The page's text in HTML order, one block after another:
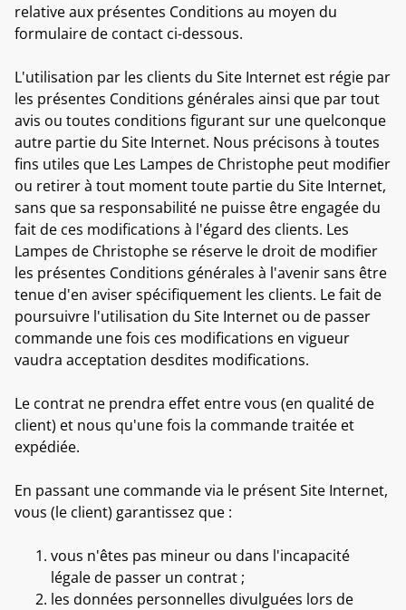
relative aux présentes Conditions au moyen du
formulaire de contact ci-dessous.
L'utilisation par les clients du Site Internet est régie par
les présentes Conditions générales ainsi que par tout
avis ou toutes conditions figurant sur une quelconque
autre partie du Site Internet. Nous précisons à toutes
fins utiles que Les Lampes de Christophe peut modifier
ou retirer à tout moment toute partie du Site Internet,
sans que sa responsabilité ne puisse être engagée du
fait de ces modifications à l'égard des clients. Les
Lampes de Christophe se réserve le droit de modifier
les présentes Conditions générales à l'avenir sans être
tenue d'en aviser spécifiquement les clients. Le fait de
poursuivre l'utilisation du Site Internet ou de passer
commande une fois ces modifications en vigueur
vaudra acceptation desdites modifications.
Le contrat ne prendra effet entre vous (en qualité de
client) et nous qu'une fois la commande traitée et
expédiée.
En passant une commande via le présent Site Internet,
vous (le client) garantissez que :
vous n'êtes pas mineur ou dans l'incapacité
légale de passer un contrat ;
les données personnelles divulguées lors de